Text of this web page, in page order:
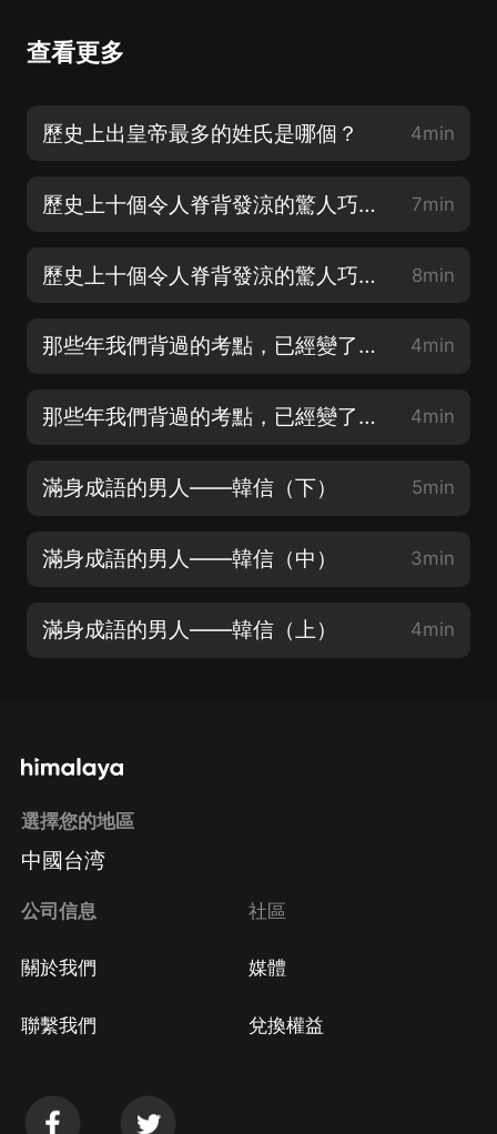
查看更多
歷史上出皇帝最多的姓氏是哪個？ 4min
歷史上十個令人脊背發涼的驚人巧合（下） 7min
歷史上十個令人脊背發涼的驚人巧合（上） 8min
那些年我們背過的考點，已經變了（下） 4min
那些年我們背過的考點，已經變了（上） 4min
滿身成語的男人——韓信（下） 5min
滿身成語的男人——韓信（中） 3min
滿身成語的男人——韓信（上） 4min
選擇您的地區
中國台湾
公司信息
關於我們
聯繫我們
社區
媒體
兌換權益